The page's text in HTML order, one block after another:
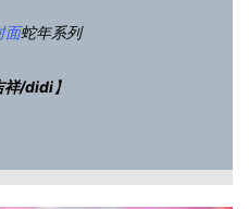
面蛇年系列
祥/didi】